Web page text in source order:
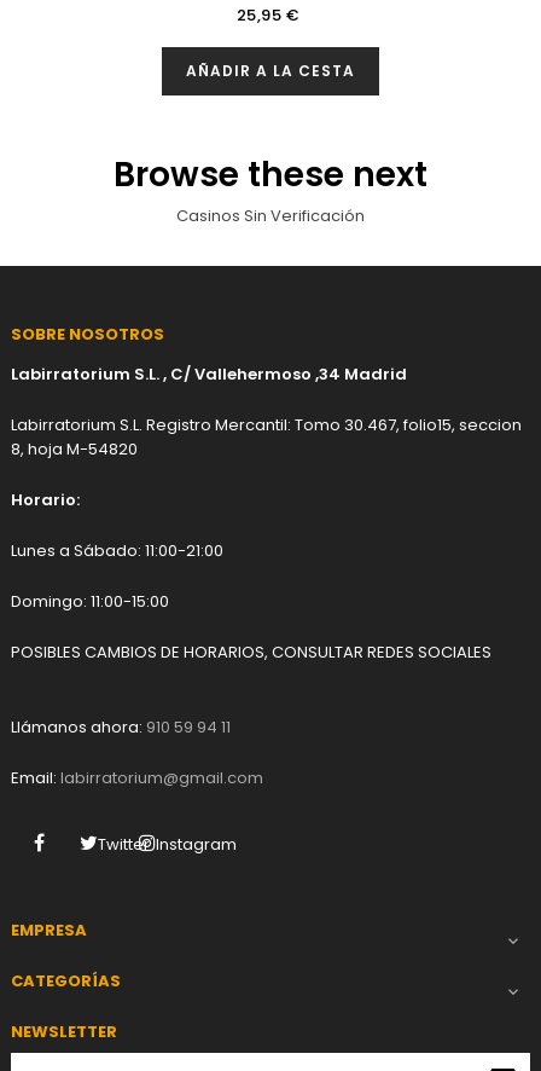
Precio
25,95 €
AÑADIR A LA CESTA
Browse these next
Casinos Sin Verificación
SOBRE NOSOTROS
Labirratorium S.L. , C/ Vallehermoso ,34 Madrid
Labirratorium S.L. Registro Mercantil: Tomo 30.467, folio15, seccion
8, hoja M-54820
Horario:
Lunes a Sábado: 11:00-21:00
Domingo: 11:00-15:00
POSIBLES CAMBIOS DE HORARIOS, CONSULTAR REDES SOCIALES
Llámanos ahora: 910 59 94 11
Email: labirratorium@gmail.com
Facebook
Twitter Instagram
EMPRESA 
CATEGORÍAS 
NEWSLETTER